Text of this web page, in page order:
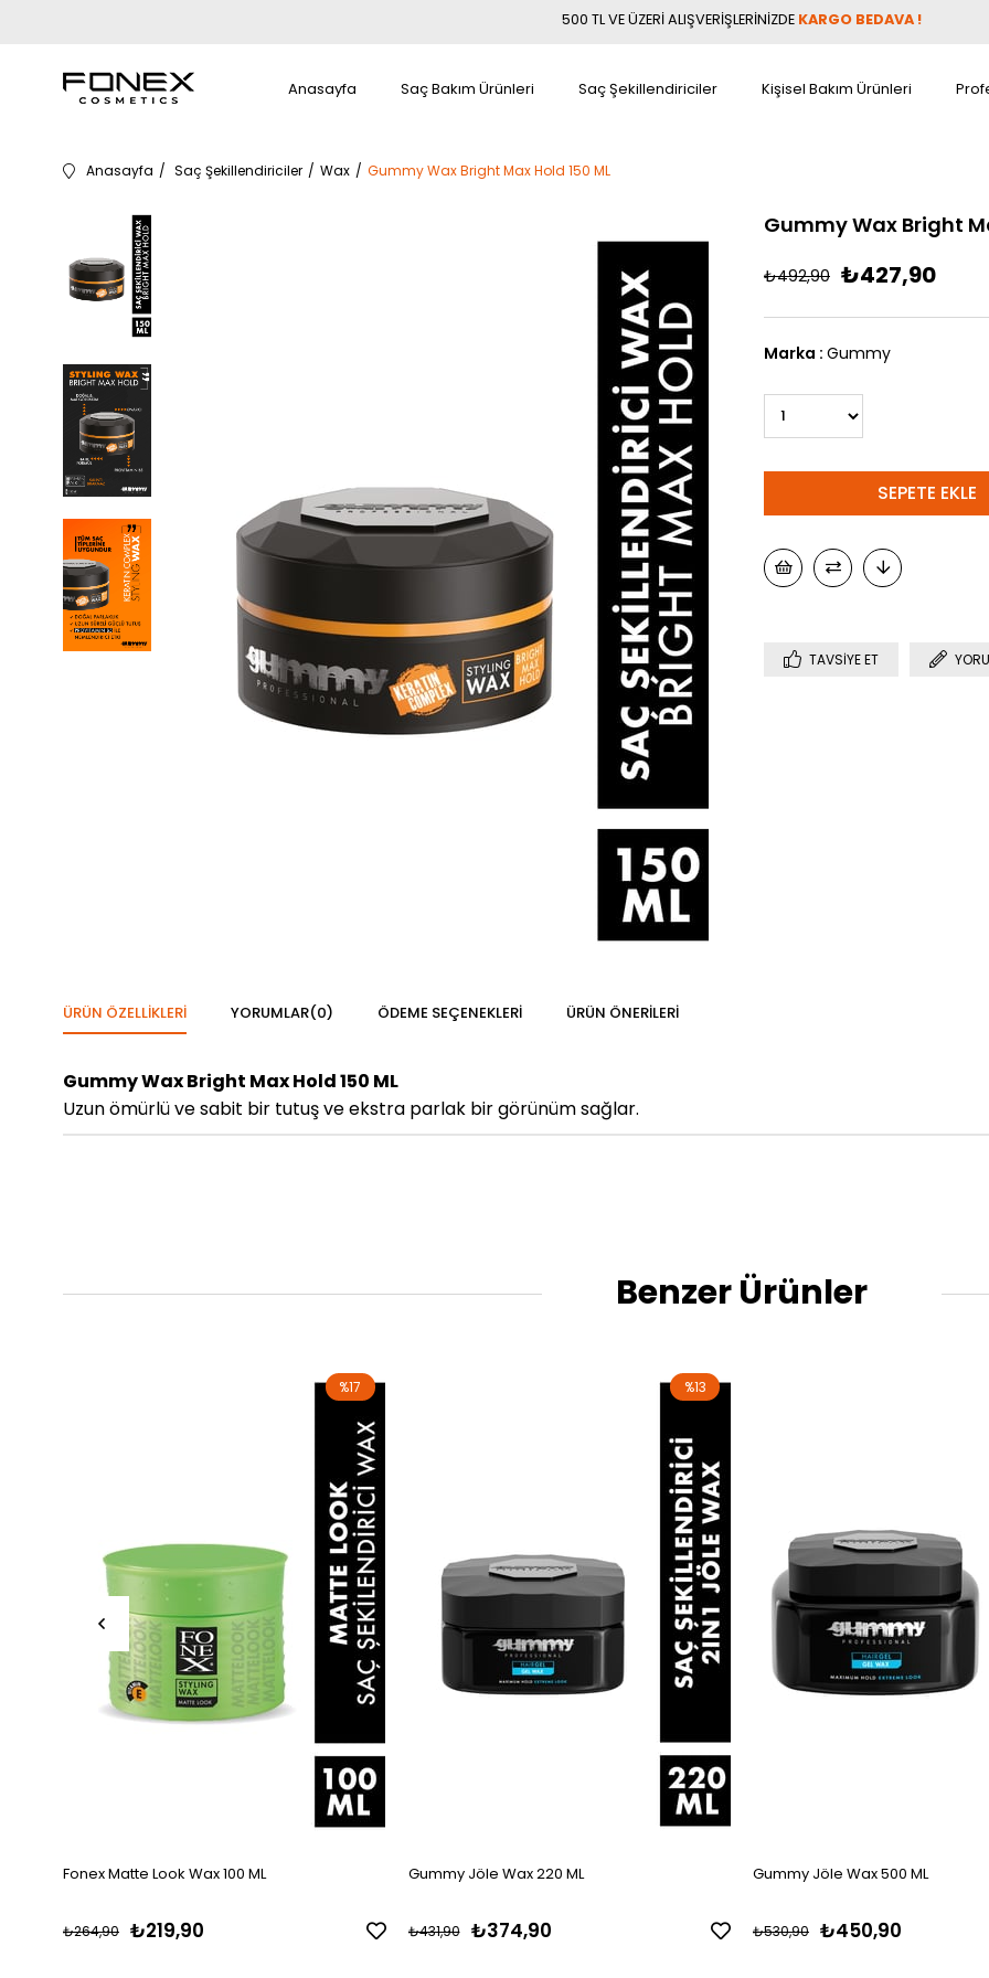
500 TL VE ÜZERİ ALIŞVERİŞLERİNİZDE KARGO BEDAVA !
Anasayfa Saç Bakım Ürünleri Saç Şekillendiriciler Kişisel Bakım Ürünleri
Anasayfa Saç Şekillendiriciler Wax Gummy Wax Bright Max Hold 150 ML
Gummy Wax Bright
₺492,90 ₺427,90
Marka : Gummy
TAVSIYE ET
ÜRÜN ÖZELLIKLERI YORUMLAR(0) ÖDEME SEÇENEKLERI ÜRÜN ÖNERILERI
Gummy Wax Bright Max Hold 150 ML
Uzun ömürlü ve sabit bir tutuş ve ekstra parlak bir görünüm sağlar.
Benzer Ürünler
Fonex Matte Look Wax 100 ML
₺219,90
₺264,90
%17
Gummy Jöle Wax 220 ML
₺374,90
₺431,90
%13
Gummy Jöle Wax 500 ML
₺450,90
₺530,90